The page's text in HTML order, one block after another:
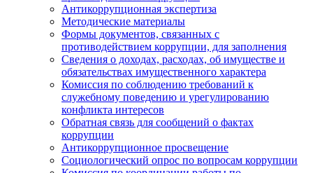
Антикоррупционная экспертиза
Методические материалы
Формы документов, связанных с
противодействием коррупции, для заполнения
Сведения о доходах, расходах, об имуществе и
обязательствах имущественного характера
Комиссия по соблюдению требований к
служебному поведению и урегулированию
конфликта интересов
Обратная связь для сообщений о фактах
коррупции
Антикоррупционное просвещение
Социологический опрос по вопросам коррупции